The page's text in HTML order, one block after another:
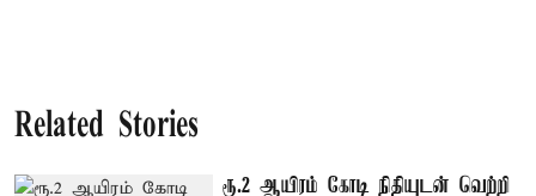
Related Stories
ரூ.2 ஆயிரம் கோடி நிதியுடன் வெற்றி